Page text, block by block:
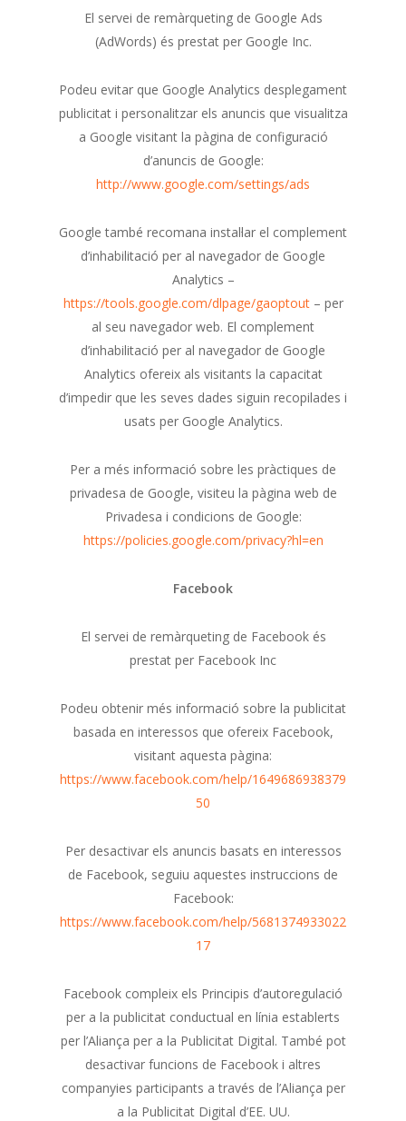
El servei de remàrqueting de Google Ads
(AdWords) és prestat per Google Inc.
Podeu evitar que Google Analytics desplegament
publicitat i personalitzar els anuncis que visualitza
a Google visitant la pàgina de configuració
d’anuncis de Google:
http://www.google.com/settings/ads
Google també recomana instal·lar el complement
d’inhabilitació per al navegador de Google
Analytics –
https://tools.google.com/dlpage/gaoptout– per
al seu navegador web. El complement
d’inhabilitació per al navegador de Google
Analytics ofereix als visitants la capacitat
d’impedir que les seves dades siguin recopilades i
usats per Google Analytics.
Per a més informació sobre les pràctiques de
privadesa de Google, visiteu la pàgina web de
Privadesa i condicions de Google:
https://policies.google.com/privacy?hl=en
Facebook
El servei de remàrqueting de Facebook és
prestat per Facebook Inc
Podeu obtenir més informació sobre la publicitat
basada en interessos que ofereix Facebook,
visitant aquesta pàgina:
https://www.facebook.com/help/1649686938379
50
Per desactivar els anuncis basats en interessos
de Facebook, seguiu aquestes instruccions de
Facebook:
https://www.facebook.com/help/5681374933022
17
Facebook compleix els Principis d’autoregulació
per a la publicitat conductual en línia establerts
per l’Aliança per a la Publicitat Digital. També pot
desactivar funcions de Facebook i altres
companyies participants a través de l’Aliança per
a la Publicitat Digital d’EE. UU.